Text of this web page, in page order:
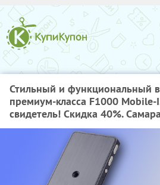
Стильный и функциональный
премиум-класса F1000
свидетель! Скидка 40%. Самара